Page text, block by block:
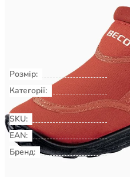
Не
Розмір:
35
Категорії:
для
SKU:
EAN:
Бренд:
BECO